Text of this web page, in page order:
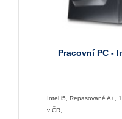
Pracovní PC -
Intel i5, Repasované A+,
v ČR, ...